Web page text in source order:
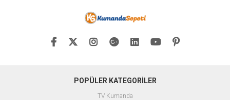
POPÜLER KATEGORİLER
TV Kumanda